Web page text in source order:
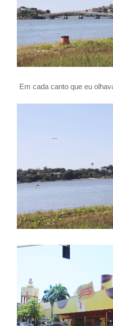
Em cada canto que eu